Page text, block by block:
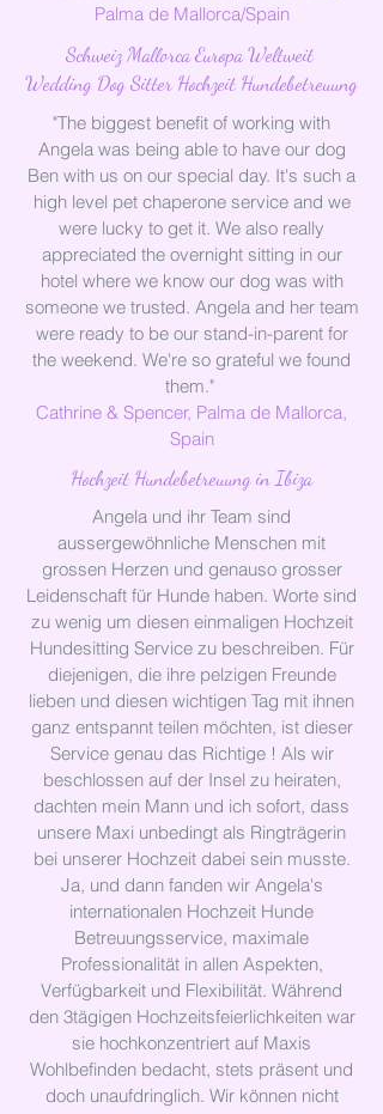
Palma de Mallorca/Spain
Schweiz Mallorca Europa Weltweit
Wedding Dog Sitter Hochzeit Hundebetreuung
"The biggest benefit of working with
Angela was being able to have our dog
Ben with us on our special day. It's such a
high level pet chaperone service and we
were lucky to get it. We also really
appreciated the overnight sitting in our
hotel where we know our dog was with
someone we trusted. Angela and her team
were ready to be our stand-in-parent for
the weekend. We're so grateful we found
them."
Cathrine & Spencer, Palma de Mallorca,
Spain
Hochzeit Hundebetreuung in Ibiza
Angela und ihr Team sind
aussergewöhnliche Menschen mit
grossen Herzen und genauso grosser
Leidenschaft für Hunde haben. Worte sind
zu wenig um diesen einmaligen Hochzeit
Hundesitting Service zu beschreiben. Für
diejenigen, die ihre pelzigen Freunde
lieben und diesen wichtigen Tag mit ihnen
ganz entspannt teilen möchten, ist dieser
Service genau das Richtige ! Als wir
beschlossen auf der Insel zu heiraten,
dachten mein Mann und ich sofort, dass
unsere Maxi unbedingt als Ringträgerin
bei unserer Hochzeit dabei sein musste.
Ja, und dann fanden wir Angela's
internationalen Hochzeit Hunde
Betreuungsservice, maximale
Professionalität in allen Aspekten,
Verfügbarkeit und Flexibilität. Während
den 3tägigen Hochzeitsfeierlichkeiten war
sie hochkonzentriert auf Maxis
Wohlbefinden bedacht, stets präsent und
doch unaufdringlich. Wir können nicht